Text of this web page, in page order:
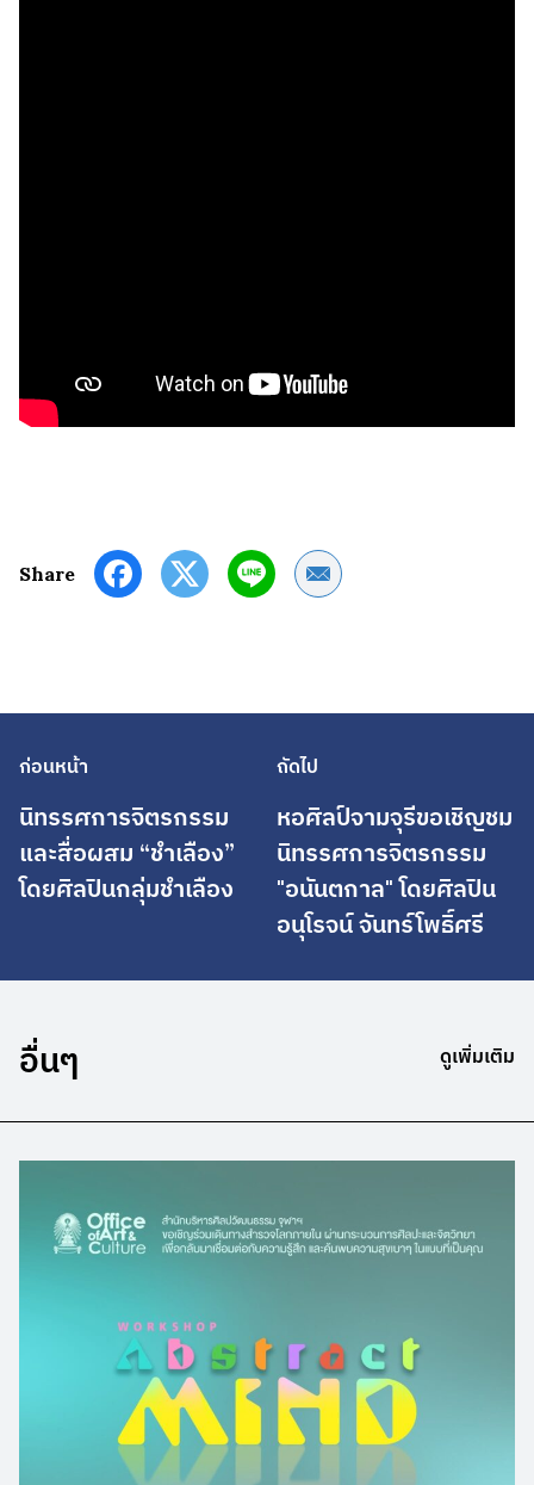
Share Share by Email
ก่อนหน้า
นิทรรศการจิตรกรรม
และสื่อผสม “ชำเลือง”
โดยศิลปินกลุ่มชำเลือง
ถัดไป
หอศิลป์จามจุรีขอเชิญชม
นิทรรศการจิตรกรรม
"อนันตกาล" โดยศิลปิน
อนุโรจน์ จันทร์โพธิ์ศรี
อื่นๆ ดูเพิ่มเติม